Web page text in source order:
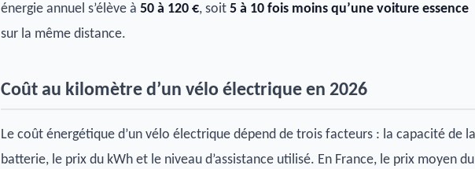
énergie annuel s’élève à 50 à 120 €, soit 5 à 10 fois moins qu’une voiture essence
sur la même distance.
Coût au kilomètre d’un vélo électrique en 2026
Le coût énergétique d’un vélo électrique dépend de trois facteurs : la capacité de la
batterie, le prix du kWh et le niveau d’assistance utilisé. En France, le prix moyen du